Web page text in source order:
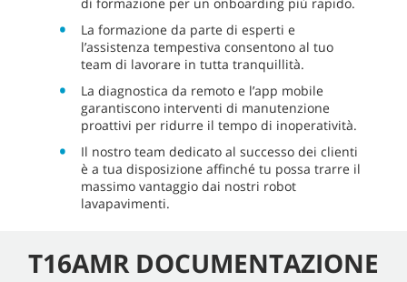
di formazione per un onboarding più rapido.
La formazione da parte di esperti e
l’assistenza tempestiva consentono al tuo
team di lavorare in tutta tranquillità.
La diagnostica da remoto e l’app mobile
garantiscono interventi di manutenzione
proattivi per ridurre il tempo di inoperatività.
Il nostro team dedicato al successo dei clienti
è a tua disposizione affinché tu possa trarre il
massimo vantaggio dai nostri robot
lavapavimenti.
T16AMR DOCUMENTAZIONE